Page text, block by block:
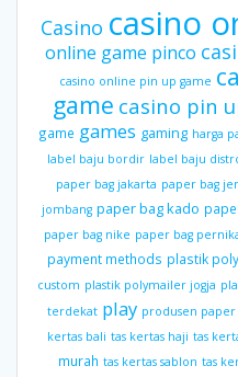
Casino casino
online game pinco
casino online pin up game
game casino pin
game games gaming harga
label baju bordir label baju
paper bag jakarta paper bag
jombang paper bag kado
paper bag nike paper bag
payment methods plastik
custom plastik polymailer jogja
terdekat play produsen paper
kertas bali tas kertas haji tas
murah tas kertas sablon tas